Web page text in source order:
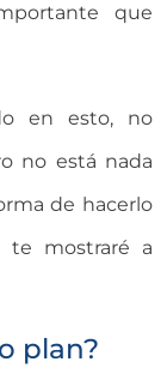
que
en esto, no
no está nada
de hacerlo
te mostraré a
plan?